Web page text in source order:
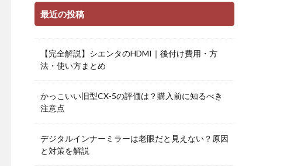
最近の投稿
【完全解説】シエンタのHDMI｜後付け費用・方
法・使い方まとめ
かっこいい旧型CX-5の評価は？購入前に知るべき
注意点
デジタルインナーミラーは老眼だと見えない？原因
と対策を解説